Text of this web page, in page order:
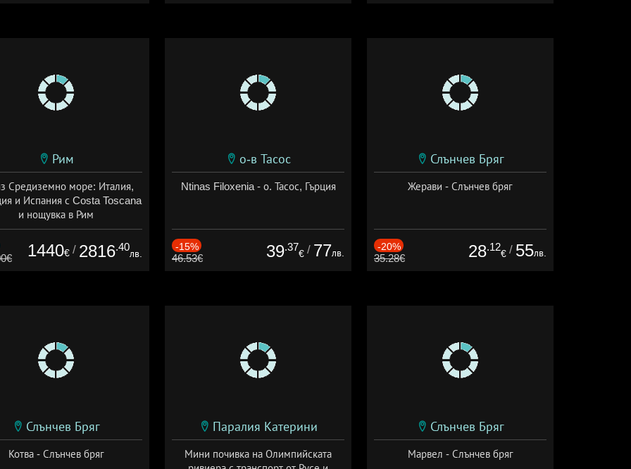
Рим
Средиземно море: Италия,
и Испания с Costa Toscana
и нощувка в Рим
+ пълен пансион
1440€ / 2816.40
лв.
о-в Тасос
Ntinas Filoxenia - о. Тасос, Гърция
-15%
46.53€ 39.37
€ / 77лв.
Слънчев Бряг
Жерави - Слънчев бряг
-20%
35.28€ 28.12
€ / 55лв.
Слънчев Бряг
Котва - Слънчев бряг
Паралия Катерини
Мини почивка на Олимпийската
Слънчев Бряг
Марвел - Слънчев бряг